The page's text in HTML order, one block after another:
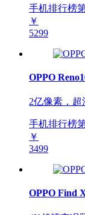
手机排行榜
￥
5299
OPPO
2亿像素，超
手机排行榜
￥
3499
OPPO Find